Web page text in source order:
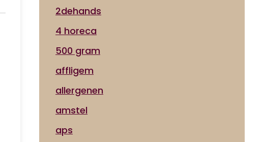
2dehands
4 horeca
500 gram
affligem
allergenen
amstel
aps